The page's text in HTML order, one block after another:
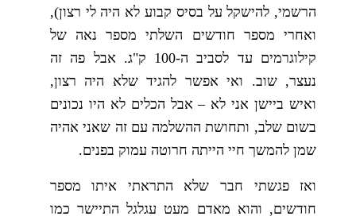
הרשמי, להישקל על בסיס קבוע לא היה לי רצון),
ואחרי מספר חודשים השלתי מספר נאה של
קילוגרמים עד לסביב ה-100 ק"ג. אבל פה זה
נעצר, שוב. ואי אפשר להגיד שלא היה רצון,
ואיש ביישן אני לא – אבל הכלים לא היו נכונים
בשום שלב, ותחושת ההשלמה עם זה שאני אהיה
שמן להמשך חיי הייתה חרוטה עמוק בפנים.
ואז פגשתי חבר שלא התראתי איתו מספר
חודשים, והוא מאדם מעט עגלגל התיישר כמו